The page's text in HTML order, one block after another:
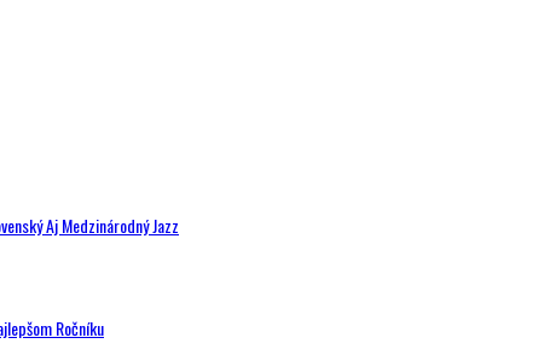
Aj Medzinárodný Jazz
Ročníku